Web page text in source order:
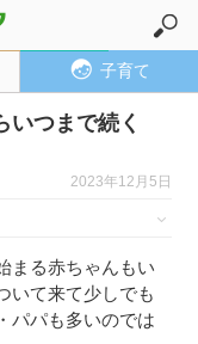
子育て
いつまで続く
2023年12月5日
まる赤ちゃんもい
いて来て少しでも
パパも多いのでは